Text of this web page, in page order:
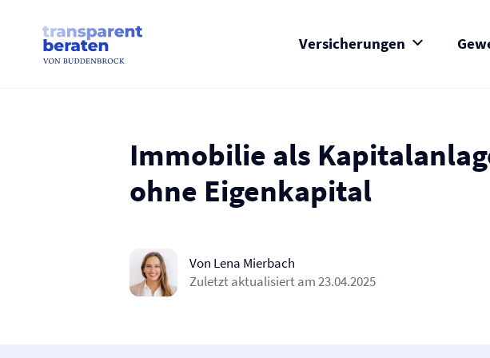
Versicherungen
content
Immobilie als
ohne Eigenkapital
Von Lena Mierbach
Zuletzt aktualisiert am23.04.2025